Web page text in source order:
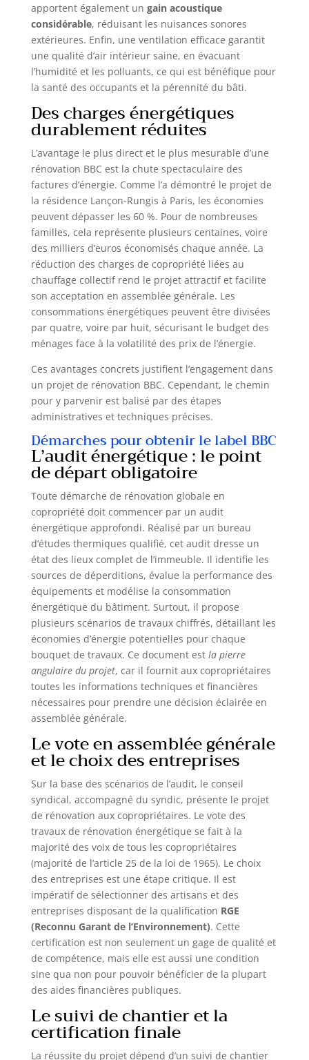
apportent également un gain acoustique
considérable, réduisant les nuisances sonores
extérieures. Enfin, une ventilation efficace garantit
une qualité d’air intérieur saine, en évacuant
l’humidité et les polluants, ce qui est bénéfique pour
la santé des occupants et la pérennité du bâti.
Des charges énergétiques
durablement réduites
L’avantage le plus direct et le plus mesurable d’une
rénovation BBC est la chute spectaculaire des
factures d’énergie. Comme l’a démontré le projet de
la résidence Lançon-Rungis à Paris, les économies
peuvent dépasser les 60 %. Pour de nombreuses
familles, cela représente plusieurs centaines, voire
des milliers d’euros économisés chaque année. La
réduction des charges de copropriété liées au
chauffage collectif rend le projet attractif et facilite
son acceptation en assemblée générale. Les
consommations énergétiques peuvent être divisées
par quatre, voire par huit, sécurisant le budget des
ménages face à la volatilité des prix de l’énergie.
Ces avantages concrets justifient l’engagement dans
un projet de rénovation BBC. Cependant, le chemin
pour y parvenir est balisé par des étapes
administratives et techniques précises.
Démarches pour obtenir le label BBC
L’audit énergétique : le point
de départ obligatoire
Toute démarche de rénovation globale en
copropriété doit commencer par un audit
énergétique approfondi. Réalisé par un bureau
d’études thermiques qualifié, cet audit dresse un
état des lieux complet de l’immeuble. Il identifie les
sources de déperditions, évalue la performance des
équipements et modélise la consommation
énergétique du bâtiment. Surtout, il propose
plusieurs scénarios de travaux chiffrés, détaillant les
économies d’énergie potentielles pour chaque
bouquet de travaux. Ce document est la pierre
angulaire du projet, car il fournit aux copropriétaires
toutes les informations techniques et financières
nécessaires pour prendre une décision éclairée en
assemblée générale.
Le vote en assemblée générale
et le choix des entreprises
Sur la base des scénarios de l’audit, le conseil
syndical, accompagné du syndic, présente le projet
de rénovation aux copropriétaires. Le vote des
travaux de rénovation énergétique se fait à la
majorité des voix de tous les copropriétaires
(majorité de l’article 25 de la loi de 1965). Le choix
des entreprises est une étape critique. Il est
impératif de sélectionner des artisans et des
entreprises disposant de la qualification RGE
(Reconnu Garant de l’Environnement). Cette
certification est non seulement un gage de qualité et
de compétence, mais elle est aussi une condition
sine qua non pour pouvoir bénéficier de la plupart
des aides financières publiques.
Le suivi de chantier et la
certification finale
La réussite du projet dépend d’un suivi de chantier